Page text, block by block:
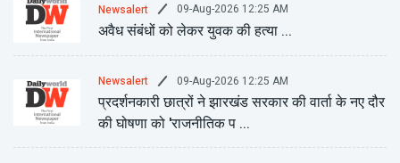
Newsalert 09-Aug-2026 12:25 AM
अवैध संबंधों को लेकर युवक की हत्या ...
Newsalert 09-Aug-2026 12:25 AM
प्रदर्शनकारी छात्रों ने झारखंड सरकार की वार्ता के नए दौर
की घोषणा को 'राजनीतिक प ...